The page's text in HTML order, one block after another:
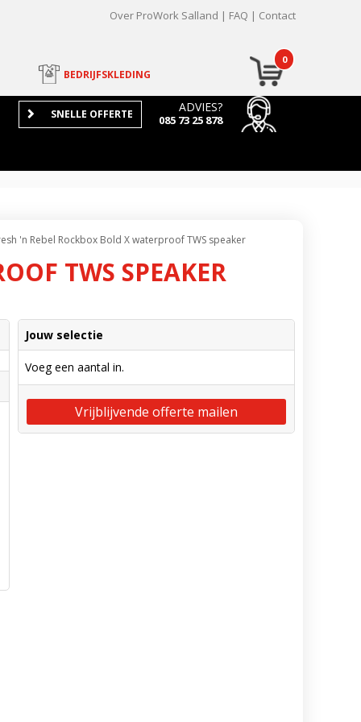
Over ProWork Salland FAQ Contact
0
BEDRIJFSKLEDING
ADVIES?
085 73 25 878
SNELLE OFFERTE
'n Rebel Rockbox Bold X waterproof TWS speaker
TWS SPEAKER
Jouw selectie
Voeg een aantal in.
Vrijblijvende offerte mailen